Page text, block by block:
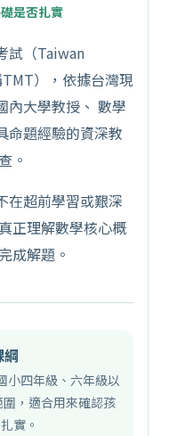
是否扎實
試（Taiwan
），依據台灣現
內大學教授、 數學
命題經驗的資深教
。
在超前學習或艱深
正理解數學核心概
成解題。
綱
小四年級、六年級以
，適合用來確認孩
實。